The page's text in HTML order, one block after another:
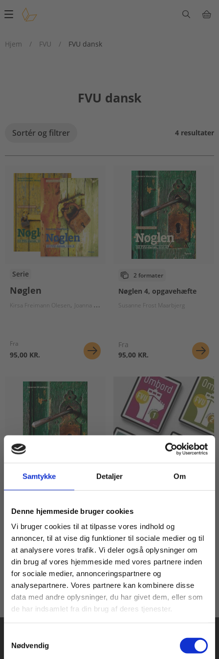
Samtykke Detaljer Om
Denne hjemmeside bruger cookies
Vi bruger cookies til at tilpasse vores indhold og
annoncer, til at vise dig funktioner til sociale medier og til
at analysere vores trafik. Vi deler også oplysninger om
din brug af vores hjemmeside med vores partnere inden
for sociale medier, annonceringspartnere og
analysepartnere. Vores partnere kan kombinere disse
data med andre oplysninger, du har givet dem, eller som
de har indsamlet fra din brug af deres tjenester.
Nødvendig
Main
Hjem
/ FVU / FVU dansk
FVU dansk
Sortér og filtrer 4 resultater
Serie
Nøglen
Kirsa Freimann Olesen Joanna Haskiel Susanne Frost Maarbjerg
Fra
95,00 KR.
2 formater
Nøglen 4, opgavehæfte
Susanne Frost Maarbjerg
Fra
95,00 KR.
Susanne Frost Maarbjerg
Fra
159,00 KR.
trin 1-4
Køb læremidler og find masterclasses mm.
Fortsæt som:
For privatkunder og
studerende. Du får
vist priser inkl.
For institutioner og
virksomheder. Du
får vist priser ekskl.